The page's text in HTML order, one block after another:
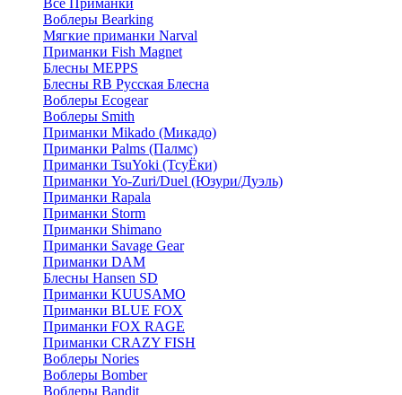
Все Приманки
Воблеры Bearking
Мягкие приманки Narval
Приманки Fish Magnet
Блесны MEPPS
Блесны RB Русская Блесна
Воблеры Ecogear
Воблеры Smith
Приманки Mikado (Микадо)
Приманки Palms (Палмс)
Приманки TsuYoki (ТсуЁки)
Приманки Yo-Zuri/Duel (Юзури/Дуэль)
Приманки Rapala
Приманки Storm
Приманки Shimano
Приманки Savage Gear
Приманки DAM
Блесны Hansen SD
Приманки KUUSAMO
Приманки BLUE FOX
Приманки FOX RAGE
Приманки CRAZY FISH
Воблеры Nories
Воблеры Bomber
Воблеры Bandit